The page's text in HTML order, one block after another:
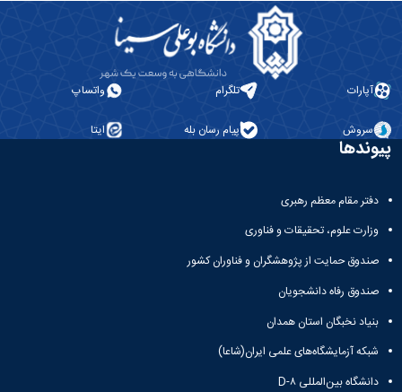
آپارات تلگرام واتساپ
سروش پیام رسان بله ایتا
پیوندها
دفتر مقام معظم رهبری
وزارت علوم، تحقیقات و فناوری
صندوق حمایت از پژوهشگران و فناوران کشور
صندوق رفاه دانشجویان
بنیاد نخبگان استان همدان
شبکه آزمایشگاه‌های علمی ایران(شاعا)
دانشگاه بین‌المللی D-۸